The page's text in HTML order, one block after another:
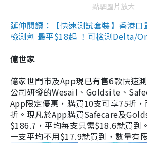
點擊圖片放大
延伸閱讀：【快速測試套裝】香港
檢測劑 最平$18起 ！可檢測Delta/
億世家
億家世門市及App現已有售6款快速
公司研發的Wesail、Goldsite、
App限定優惠，購買10支可享75折
折。現凡於App購買Safecare及
$186.7，平均每支只需$18.6就買到
一支平均不用$17.9就買到，數量有